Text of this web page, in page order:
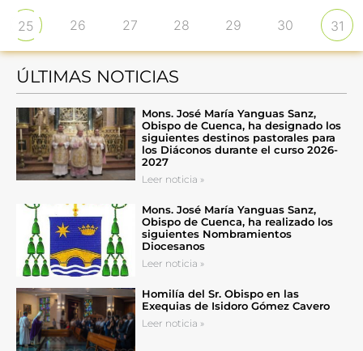
25 26 27 28 29 30 31
ÚLTIMAS NOTICIAS
Mons. José María Yanguas Sanz,
Obispo de Cuenca, ha designado los
siguientes destinos pastorales para
los Diáconos durante el curso 2026-
2027
Leer noticia »
Mons. José María Yanguas Sanz,
Obispo de Cuenca, ha realizado los
siguientes Nombramientos
Diocesanos
Leer noticia »
Homilía del Sr. Obispo en las
Exequias de Isidoro Gómez Cavero
Leer noticia »